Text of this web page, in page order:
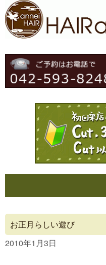
Concept
お正月らしい遊び
2010年1月3日